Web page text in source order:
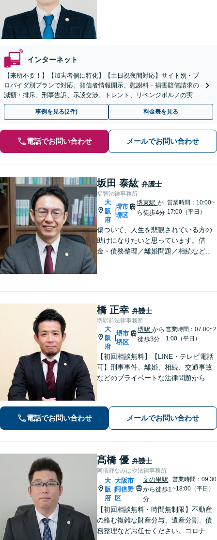
インターネット
【来所不要！】【加害者側に特化】【土日祝夜間対応】サイト別・プ
ロバイダ別プランで対応。発信者情報開示、慰謝料・損害賠償請求の
減額・排斥、刑事告訴、示談交渉、トレント、リベンジポルノの実績
多数！企業・飲食店の風評被害も対応【堺東駅5分】
事例を見る(2件) 料金表を見る
電話でお問い合わせ メールでお問い合わせ
坂田 泰紘 弁護士
福智法律事務所
大
阪
府
|
堺市
堺区
堺東駅か
ら徒歩4分
営業時間：10:00~
17:00（平日）
傷ついて、人生を悲観されている方の
助けになりたいと思っています。借
金・債務整理／離婚問題／相続など、
しやすかった」と言ってもらえる事務
所を目指します
橋 正幸 弁護士
堺駅前法律事務所
大
阪
府
|
堺市
堺区
堺駅から
徒歩3分
営業時間：07:00~2
1:00（平日）
【初回相談無料】【LINE・テレビ電話
可】刑事事件、離婚、相続、交通事故
などのプライベートな法律問題から、
広く対応。トラブル解決のための身近
な相談相手として、お気軽にご連絡く
ださい。
電話でお問い合わせ メールでお問い合わせ
髙橋 優 弁護士
阿倍野なみはや法律事務所
大
阪
府
大阪市
阿倍野
区
文の里駅
から徒歩1
分
営業時間：09:30
~18:00（平日）
【初回相談無料・時間無制限】不動産
の絡む複雑な財産分与、遺産分割、債
務整理などお任せください。コロナ禍